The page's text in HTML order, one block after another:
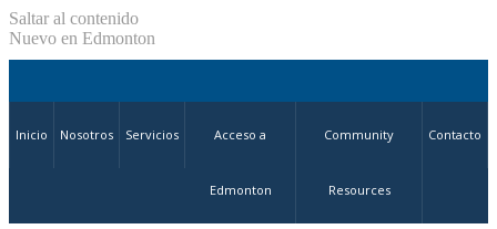
Saltar al contenido
Nuevo en Edmonton
Inicio Nosotros Servicios Acceso a
Edmonton
Community
Resources
Contacto